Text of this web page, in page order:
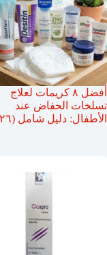
أفضل ٨ كريمات لعلاج
تسلخات الحفاض عند
الأطفال: دليل شامل (٢٠٢٦)